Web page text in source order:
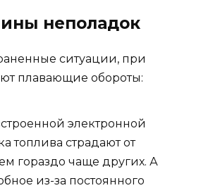
неполадок
ситуации, при
плавающие обороты:
электронной
топлива страдают от
гораздо чаще других. А
из-за постоянного